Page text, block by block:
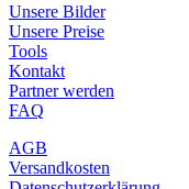
Unsere Bilder
Unsere Preise
Tools
Kontakt
Partner werden
FAQ
AGB
Versandkosten